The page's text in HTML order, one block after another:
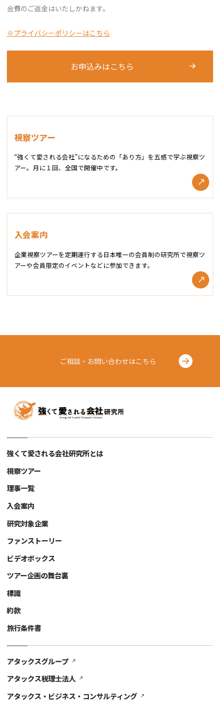
会費のご返金はいたしかねます。
※プライバシーポリシーはこちら
お申込みはこちら
視察ツアー
“強くて愛される会社”になるための「あり方」を五感で学ぶ視察ツ
アー。月に１回、全国で開催中です。
入会案内
企業視察ツアーを定期運行する日本唯一の会員制の研究所で視察ツ
アーや会員限定のイベントなどに参加できます。
ご相談・お問い合わせはこちら
強くて愛される会社研究所とは
視察ツアー
理事一覧
入会案内
研究対象企業
ファンストーリー
ビデオボックス
ツアー企画の舞台裏
標識
約款
旅行条件書
アタックスグループ
アタックス税理士法人
アタックス・ビジネス・コンサルティング